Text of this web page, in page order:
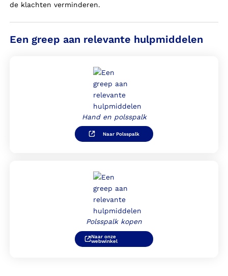
de klachten verminderen.
Een greep aan relevante hulpmiddelen
Hand en polsspalk
Naar Polsspalk
Polsspalk kopen
Naar onze
webwinkel